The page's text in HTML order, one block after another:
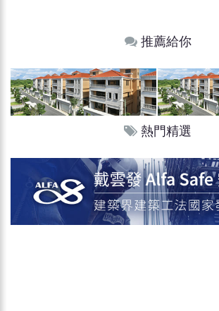
推薦給你
熱門精選